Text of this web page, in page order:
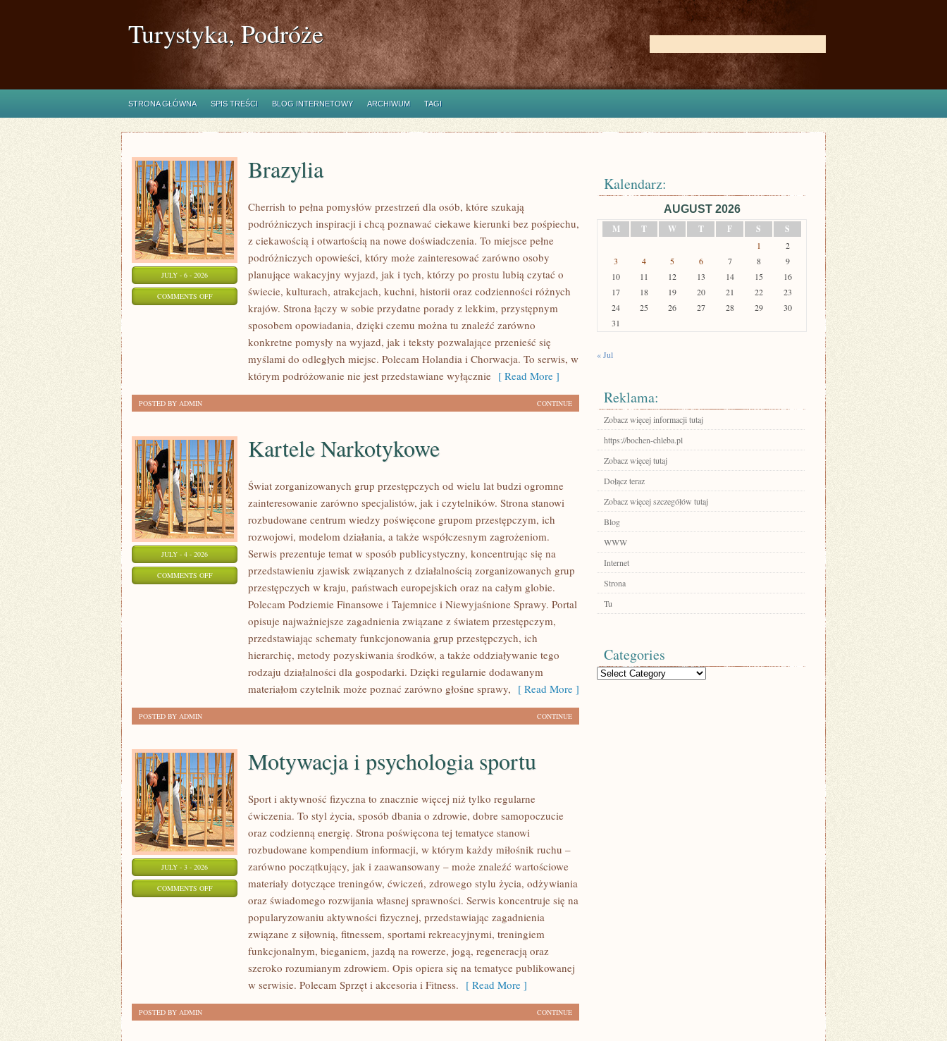
Turystyka, Podróże
STRONA GŁÓWNA SPIS TREŚCI BLOG INTERNETOWY ARCHIWUM TAGI
JULY - 6 - 2026
COMMENTS OFFON
Brazylia
Cherrish to pełna pomysłów przestrzeń dla osób, które szukają
podróżniczych inspiracji i chcą poznawać ciekawe kierunki bez pośpiechu,
z ciekawością i otwartością na nowe doświadczenia. To miejsce pełne
podróżniczych opowieści, który może zainteresować zarówno osoby
planujące wakacyjny wyjazd, jak i tych, którzy po prostu lubią czytać o
świecie, kulturach, atrakcjach, kuchni, historii oraz codzienności różnych
krajów. Strona łączy w sobie przydatne porady z lekkim, przystępnym
sposobem opowiadania, dzięki czemu można tu znaleźć zarówno
konkretne pomysły na wyjazd, jak i teksty pozwalające przenieść się
myślami do odległych miejsc. Polecam Holandia i Chorwacja. To serwis, w
którym podróżowanie nie jest przedstawiane wyłącznie [ Read More ]
CONTINUE
POSTED BY ADMIN
JULY - 4 - 2026
COMMENTS OFFON
NARKOTYKOWE
Kartele Narkotykowe
Świat zorganizowanych grup przestępczych od wielu lat budzi ogromne
zainteresowanie zarówno specjalistów, jak i czytelników. Strona stanowi
rozbudowane centrum wiedzy poświęcone grupom przestępczym, ich
rozwojowi, modelom działania, a także współczesnym zagrożeniom.
Serwis prezentuje temat w sposób publicystyczny, koncentrując się na
przedstawieniu zjawisk związanych z działalnością zorganizowanych grup
przestępczych w kraju, państwach europejskich oraz na całym globie.
Polecam Podziemie Finansowe i Tajemnice i Niewyjaśnione Sprawy. Portal
opisuje najważniejsze zagadnienia związane z światem przestępczym,
przedstawiając schematy funkcjonowania grup przestępczych, ich
hierarchię, metody pozyskiwania środków, a także oddziaływanie tego
rodzaju działalności dla gospodarki. Dzięki regularnie dodawanym
materiałom czytelnik może poznać zarówno głośne sprawy, [ Read More ]
CONTINUE
POSTED BY ADMIN
JULY - 3 - 2026
COMMENTS OFFON
MOTYWACJA
PSYCHOLOGIA
Motywacja i psychologia sportu
Sport i aktywność fizyczna to znacznie więcej niż tylko regularne
ćwiczenia. To styl życia, sposób dbania o zdrowie, dobre samopoczucie
oraz codzienną energię. Strona poświęcona tej tematyce stanowi
rozbudowane kompendium informacji, w którym każdy miłośnik ruchu –
zarówno początkujący, jak i zaawansowany – może znaleźć wartościowe
materiały dotyczące treningów, ćwiczeń, zdrowego stylu życia, odżywiania
oraz świadomego rozwijania własnej sprawności. Serwis koncentruje się na
popularyzowaniu aktywności fizycznej, przedstawiając zagadnienia
związane z siłownią, fitnessem, sportami rekreacyjnymi, treningiem
funkcjonalnym, bieganiem, jazdą na rowerze, jogą, regeneracją oraz
szeroko rozumianym zdrowiem. Opis opiera się na tematyce publikowanej
w serwisie. Polecam Sprzęt i akcesoria i Fitness. [ Read More ]
CONTINUE
POSTED BY ADMIN
Kalendarz:
AUGUST 2026
M
T W T F S S
1
2
3
4 5 6 7 8
9
10
11 12 13 14 15
16
17
18 19 20 21 22
23
24
25 26 27 28 29
30
31
« Jul
Reklama:
Zobacz więcej informacji tutaj
https://bochen-chleba.pl
Zobacz więcej tutaj
Dołącz teraz
Zobacz więcej szczegółów tutaj
Blog
WWW
Internet
Strona
Tu
Categories
Categories